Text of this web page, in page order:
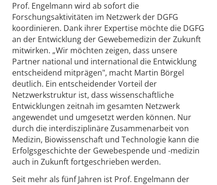
Prof. Engelmann wird ab sofort die
Forschungsaktivitäten im Netzwerk der DGFG
koordinieren. Dank ihrer Expertise möchte die DGFG
an der Entwicklung der Gewebemedizin der Zukunft
mitwirken. „Wir möchten zeigen, dass unsere
Partner national und international die Entwicklung
entscheidend mitprägen", macht Martin Börgel
deutlich. Ein entscheidender Vorteil der
Netzwerkstruktur ist, dass wissenschaftliche
Entwicklungen zeitnah im gesamten Netzwerk
angewendet und umgesetzt werden können. Nur
durch die interdisziplinäre Zusammenarbeit von
Medizin, Biowissenschaft und Technologie kann die
Erfolgsgeschichte der Gewebespende und -medizin
auch in Zukunft fortgeschrieben werden.
Seit mehr als fünf Jahren ist Prof. Engelmann der